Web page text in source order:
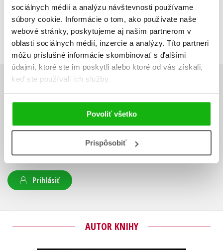
sociálnych médií a analýzu návštevnosti používame
súbory cookie. Informácie o tom, ako používate naše
webové stránky, poskytujeme aj našim partnerom v
oblasti sociálnych médií, inzercie a analýzy. Títo partneri
môžu príslušné informácie skombinovať s ďalšími
údajmi, ktoré ste im poskytli alebo ktoré od vás získali,
keď ste používali ich služby.
Povoliť všetko
Prispôsobiť
UŽIVATEĽSKÁ RECENZIA
Žiadne užívateľské hodnotenia nie sú dostupné.
Používateľskú recenziu môžu vkladať len registrovaní užívatelia
Prihlásiť
AUTOR KNIHY